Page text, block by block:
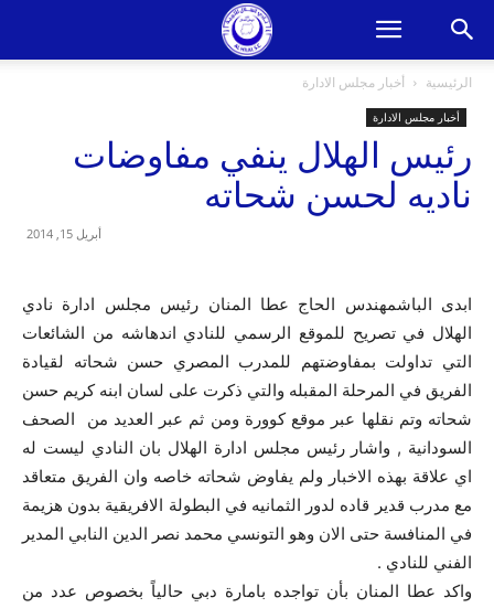
الرئيسية أخبار مجلس الادارة
أخبار مجلس الادارة
رئيس الهلال ينفي مفاوضات
ناديه لحسن شحاته
أبريل 15, 2014
ابدى الباشمهندس الحاج عطا المنان رئيس مجلس ادارة نادي
الهلال في تصريح للموقع الرسمي للنادي اندهاشه من الشائعات
التي تداولت بمفاوضتهم للمدرب المصري حسن شحاته لقيادة
الفريق في المرحلة المقبله والتي ذكرت على لسان ابنه كريم حسن
شحاته وتم نقلها عبر موقع كوورة ومن ثم عبر العديد من الصحف
السودانية , واشار رئيس مجلس ادارة الهلال بان النادي ليست له
اي علاقة بهذه الاخبار ولم يفاوض شحاته خاصه وان الفريق متعاقد
مع مدرب قدير قاده لدور الثمانيه في البطولة الافريقية بدون هزيمة
في المنافسة حتى الان وهو التونسي محمد نصر الدين النابي المدير
الفني للنادي .
واكد عطا المنان بأن تواجده بامارة دبي حالياً بخصوص عدد من